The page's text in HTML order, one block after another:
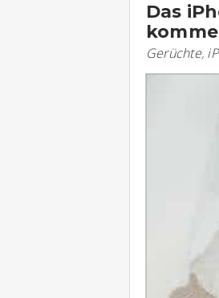
Das
Gerüchte,